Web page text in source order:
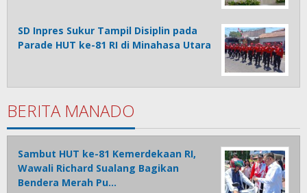
SD Inpres Sukur Tampil Disiplin pada
Parade HUT ke-81 RI di Minahasa Utara
BERITA MANADO
Sambut HUT ke-81 Kemerdekaan RI,
Wawali Richard Sualang Bagikan
Bendera Merah Pu…